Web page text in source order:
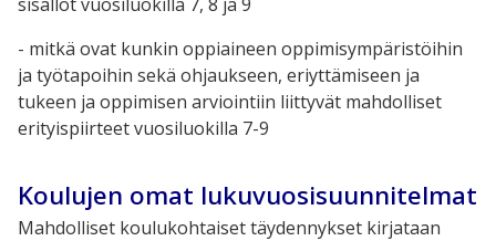
- mitkä ovat kunkin oppiaineen oppimisympäristöihin
ja työtapoihin sekä ohjaukseen, eriyttämiseen ja
tukeen ja oppimisen arviointiin liittyvät mahdolliset
erityispiirteet vuosiluokilla 7-9
Koulujen omat lukuvuosisuunnitelmat
Mahdolliset koulukohtaiset täydennykset kirjataan